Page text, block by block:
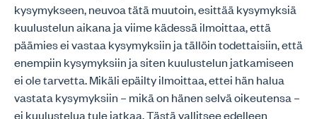
kysymykseen, neuvoa tätä muutoin, esittää kysymyksiä
kuulustelun aikana ja viime kädessä ilmoittaa, että
päämies ei vastaa kysymyksiin ja tällöin todettaisiin, että
enempiin kysymyksiin ja siten kuulustelun jatkamiseen
ei ole tarvetta. Mikäli epäilty ilmoittaa, ettei hän halua
vastata kysymyksiin – mikä on hänen selvä oikeutensa –
ei kuulustelua tule jatkaa. Tästä vallitsee edelleen